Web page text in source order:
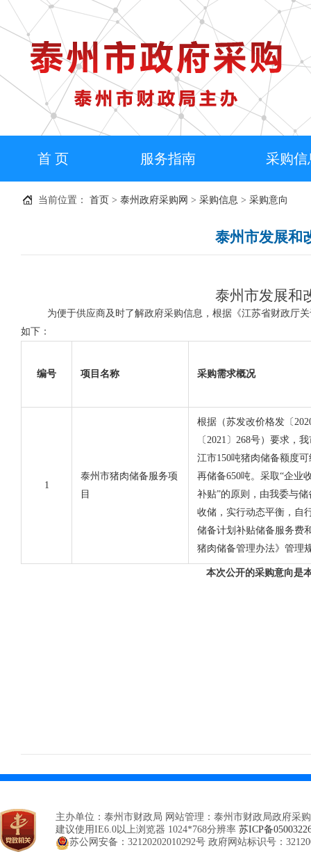
首 页 服务指南 采购信
当前位置： 首页 > 泰州政府采购网 > 采购信息 > 采购意向
泰州市发展和
泰州市发展和
为便于供应商及时了解政府采购信息，根据《江苏省财政厅
如下：
编号 项目名称 采购需求概况
1
泰州市猪肉储备服务项
目
根据（苏发改价格发〔
〔2021〕268号）要求，
江市150吨猪肉储备额度
再储备650吨。采取“企业
补贴”的原则，由我委与
收储，实行动态平衡，自
储备计划补贴储备服务费
猪肉储备管理办法》管理
本次公开的采购意向是
主办单位：泰州市财政局 网站管理：泰州市财政局政府采
建议使用IE6.0以上浏览器 1024*768分辨率 苏ICP备
苏公网安备：32120202010292号 政府网站标识号：